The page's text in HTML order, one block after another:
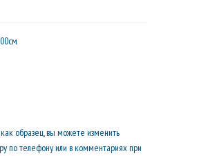
образец, вы можете изменить
по телефону или в комментариях при